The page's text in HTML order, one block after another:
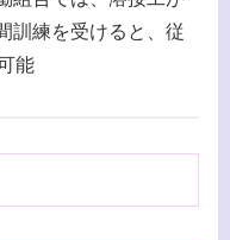
訓練を受けると、従
能